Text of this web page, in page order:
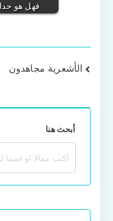
فهل هو
تصفّح
الأشعرية مجاهدون
أبحث هنا